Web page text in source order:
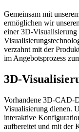
Gemeinsam mit
ermöglichen wir
einer 3D-Visualisierung
verzahnt mit der
im Angebotsprozess
3D-
Vorhandene 3D-CAD-
Visualisierung dienen.
interaktive
aufbereitet und mit der